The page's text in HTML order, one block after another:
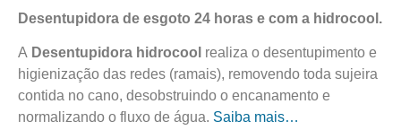
Desentupidora de esgoto 24 horas e com a hidrocool .
A Desentupidora hidrocool realiza o desentupimento e
higienização das redes (ramais), removendo toda sujeira
contida no cano, desobstruindo o encanamento e
normalizando o fluxo de água. Saiba mais…